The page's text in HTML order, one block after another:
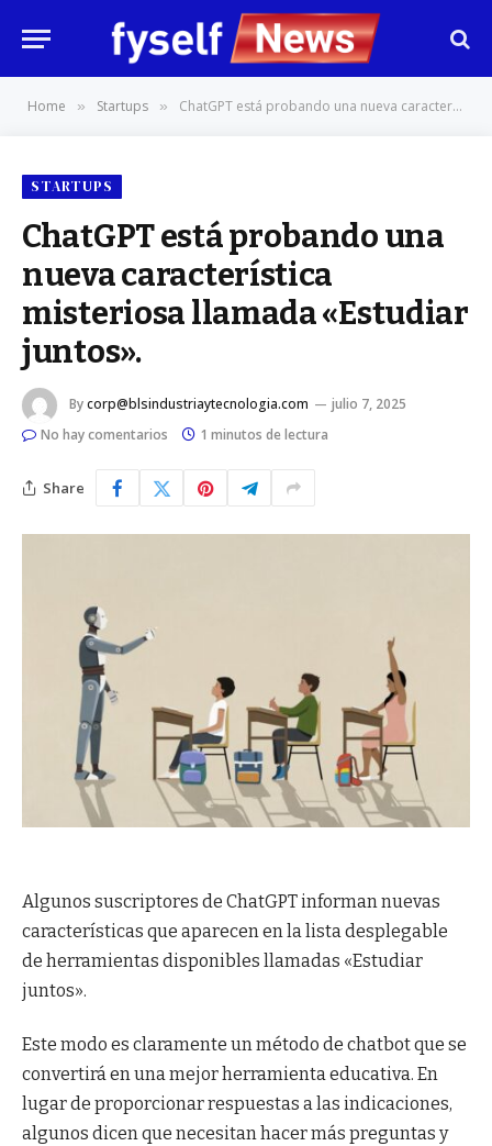
Home » Startups » ChatGPT está probando una nueva característica misteriosa llamada «Estudiar juntos».
STARTUPS
ChatGPT está probando una
nueva característica
misteriosa llamada «Estudiar
juntos».
Bycorp@blsindustriaytecnologia.com
julio 7, 2025
No hay comentarios
1 minutos de lectura
Share
Algunos suscriptores de ChatGPT informan nuevas
características que aparecen en la lista desplegable
de herramientas disponibles llamadas «Estudiar
juntos».
Este modo es claramente un método de chatbot que se
convertirá en una mejor herramienta educativa. En
lugar de proporcionar respuestas a las indicaciones,
algunos dicen que necesitan hacer más preguntas y